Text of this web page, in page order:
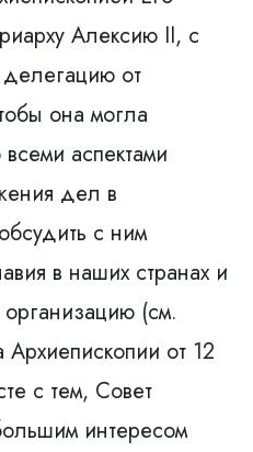
Алексию II, с
делегацию от
она могла
аспектами
дел в
с ним
в наших странах и
(см.
от 12
с тем, Совет
интересом